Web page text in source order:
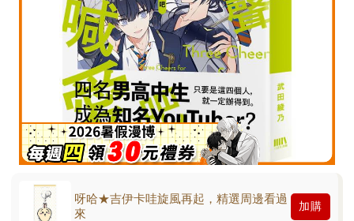
呀哈★吉伊卡哇旋風再起，精選周邊看過
來
加購